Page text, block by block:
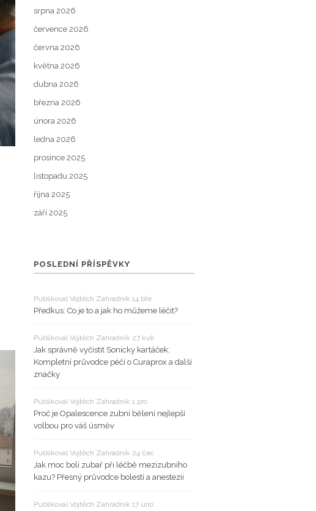
srpna 2026
července 2026
června 2026
května 2026
dubna 2026
března 2026
února 2026
ledna 2026
prosince 2025
listopadu 2025
října 2025
září 2025
POSLEDNÍ PŘÍSPĚVKY
Publikoval Vojtěch Zahradník 14 bře
Předkus: Co je to a jak ho můžeme léčit?
Publikoval Vojtěch Zahradník 27 kvě
Jak správně vyčistit Sonicky kartáček:
Kompletní průvodce péčí o Curaprox a další
značky
Publikoval Vojtěch Zahradník 1 pro
Proč je Opalescence zubní bělení nejlepší
volbou pro váš úsměv
Publikoval Vojtěch Zahradník 24 čec
Jak moc bolí zubař při léčbě mezizubního
kazu? Přesný průvodce bolestí a anestezii
Publikoval Vojtěch Zahradník 17 úno